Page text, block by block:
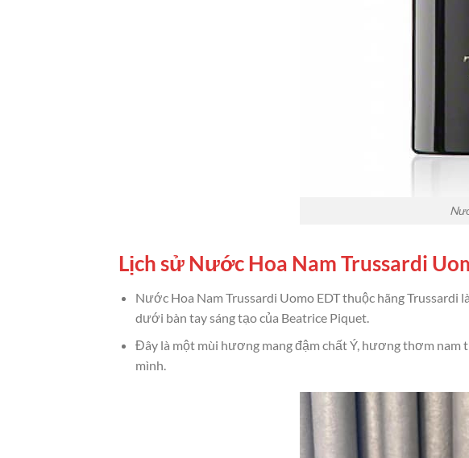
Lịch sử Nước Hoa Nam Trussardi
Nước Hoa Nam Trussardi Uomo EDT thuộc hãng
dưới bàn tay sáng tạo của Beatrice Piquet.
Đây là một mùi hương mang đậm chất Ý, hương thơm
mình.